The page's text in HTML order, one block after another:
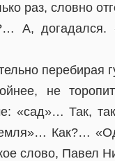
раз, словно
А, догадался.
перебирая
не
«сад»… Так,
Как?…
слово, Павел